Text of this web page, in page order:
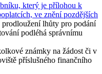
který je přílohou k
ve znění pozdějších
lhůty pro podání
podléhá správnímu
známky na žádost či v
příslušného finančního